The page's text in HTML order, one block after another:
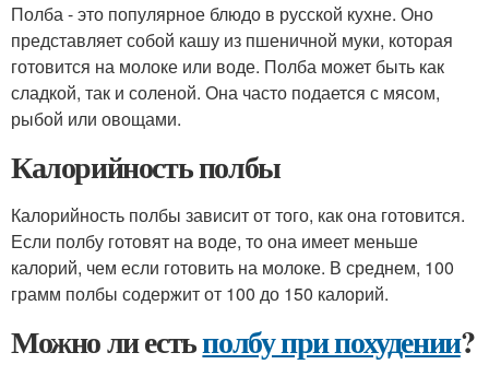
Полба - это популярное блюдо в русской кухне. Оно
представляет собой кашу из пшеничной муки, которая
готовится на молоке или воде. Полба может быть как
сладкой, так и соленой. Она часто подается с мясом,
рыбой или овощами.
Калорийность полбы
Калорийность полбы зависит от того, как она готовится.
Если полбу готовят на воде, то она имеет меньше
калорий, чем если готовить на молоке. В среднем, 100
грамм полбы содержит от 100 до 150 калорий.
Можно ли естьполбу при похудении?